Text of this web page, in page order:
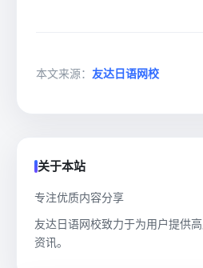
本文来源： 友达日语网校
关于本站
专注优质内容分享
友达日语网校致力于为用户提供
资讯。